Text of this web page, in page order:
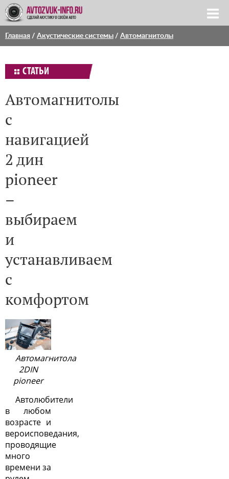
Главная / Акустические системы / Автомагнитолы
СТАТЬИ
Автомагнитолы
с
навигацией
2 дин
pioneer
–
выбираем
и
устанавливаем
с
комфортом
Автомагнитола
2DIN
pioneer
Автолюбители
в любом
возрасте и
вероисповедания,
проводящие
много
времени за